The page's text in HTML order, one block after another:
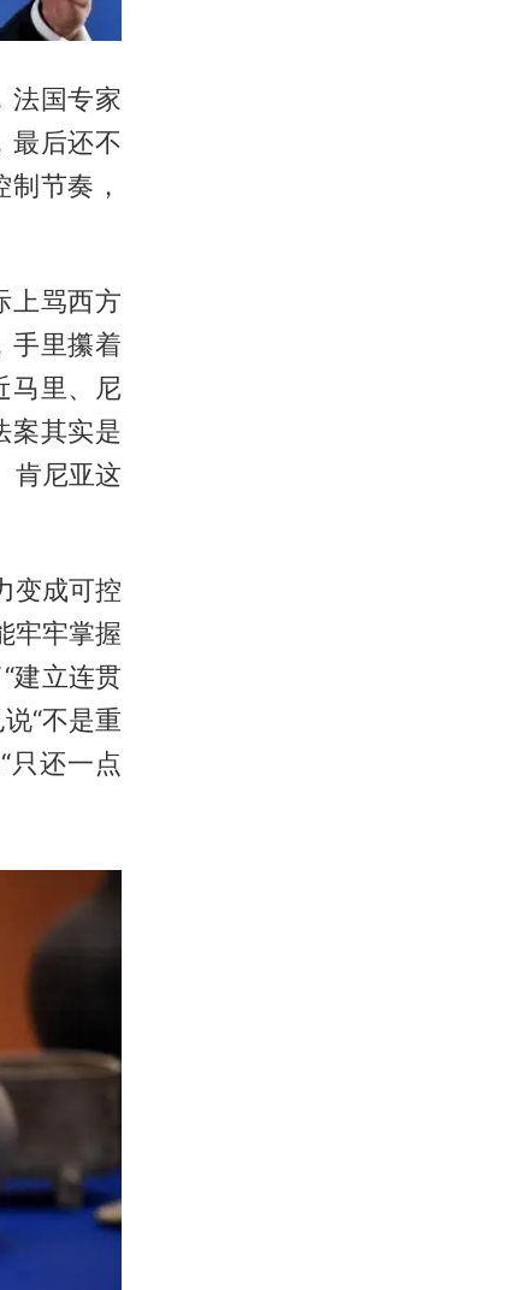
法国专家
最后还不
节奏，
上骂西方
手里攥着
马里、尼
案其实是
肯尼亚这
变成可控
牢牢掌握
建立连贯
“不是重
还一点